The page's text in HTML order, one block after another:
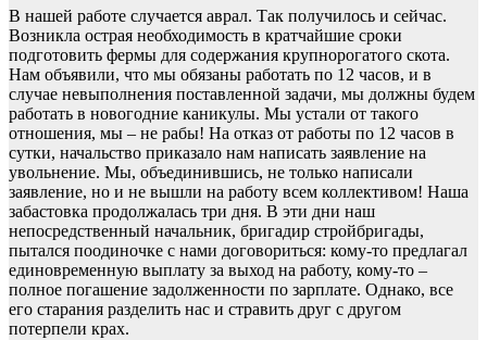
В нашей работе случается аврал. Так получилось и сейчас.
Возникла острая необходимость в кратчайшие сроки
подготовить фермы для содержания крупнорогатого скота.
Нам объявили, что мы обязаны работать по 12 часов, и в
случае невыполнения поставленной задачи, мы должны будем
работать в новогодние каникулы. Мы устали от такого
отношения, мы – не рабы! На отказ от работы по 12 часов в
сутки, начальство приказало нам написать заявление на
увольнение. Мы, объединившись, не только написали
заявление, но и не вышли на работу всем коллективом! Наша
забастовка продолжалась три дня. В эти дни наш
непосредственный начальник, бригадир стройбригады,
пытался поодиночке с нами договориться: кому-то предлагал
единовременную выплату за выход на работу, кому-то –
полное погашение задолженности по зарплате. Однако, все
его старания разделить нас и стравить друг с другом
потерпели крах.